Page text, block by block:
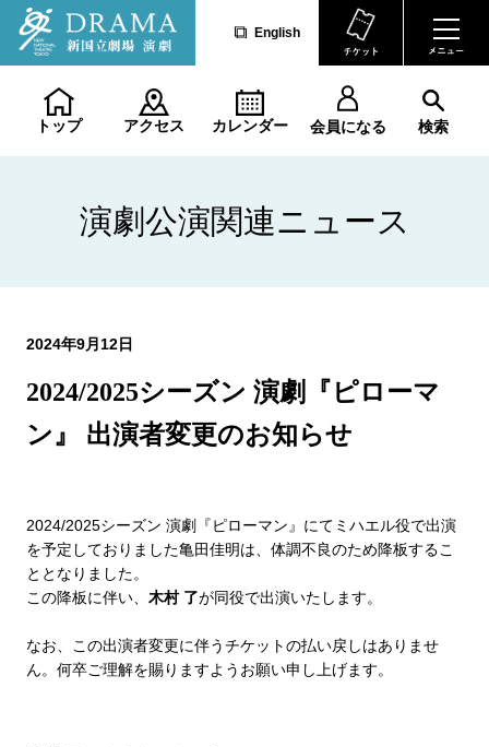
English
トップ アクセス カレンダー 会員になる 検索
演劇公演関連ニュース
2024年9月12日
2024/2025シーズン 演劇『ピローマ
ン』 出演者変更のお知らせ
2024/2025シーズン 演劇『ピローマン』にてミハエル役で出演
を予定しておりました亀田佳明は、体調不良のため降板するこ
ととなりました。
この降板に伴い、 木村 了が同役で出演いたします。
なお、この出演者変更に伴うチケットの払い戻しはありませ
ん。何卒ご理解を賜りますようお願い申し上げます。